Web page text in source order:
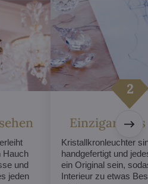
Hauch
und
jeden
Kristallkronleuchter
handgefertigt und
ein Original sein,
Interieur zu etwas